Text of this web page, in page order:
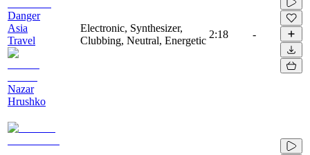
Danger
Asia
Travel
Nazar
Hrushko
Electronic, Synthesizer,
Clubbing, Neutral, Energetic
2:18 -